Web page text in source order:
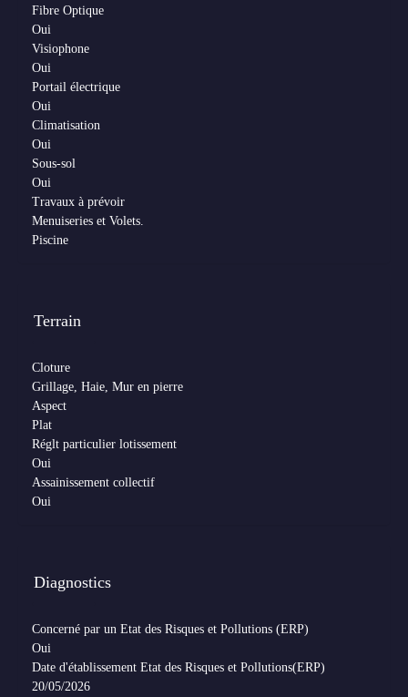
Fibre Optique
Oui
Visiophone
Oui
Portail électrique
Oui
Climatisation
Oui
Sous-sol
Oui
Travaux à prévoir
Menuiseries et Volets.
Piscine
Terrain
Cloture
Grillage, Haie, Mur en pierre
Aspect
Plat
Réglt particulier lotissement
Oui
Assainissement collectif
Oui
Diagnostics
Concerné par un Etat des Risques et Pollutions (ERP)
Oui
Date d'établissement Etat des Risques et Pollutions(ERP)
20/05/2026